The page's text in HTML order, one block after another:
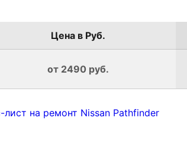
Цена в Руб.
от 2490 руб.
лист на ремонт Nissan Pathfinder